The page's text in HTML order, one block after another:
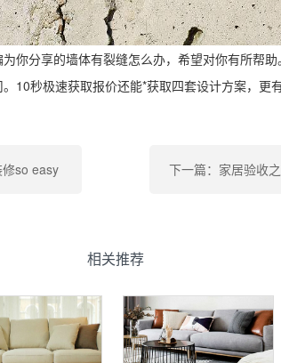
你分享的墙体有裂缝怎么办，希望对你有所帮
10秒极速获取报价还能*获取四套设计方案，更
修so easy
相关推荐